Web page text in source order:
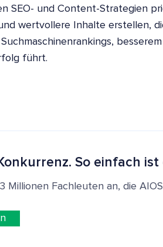
SEO- und Content-Strategien
wertvollere Inhalte erstellen,
führt.
So einfach ist
Millionen Fachleuten an, die